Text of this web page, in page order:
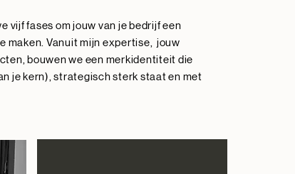
vijf fases om jouw van je bedrijf een
maken. Vanuit mijn expertise, jouw
bouwen we een merkidentiteit die
je kern), strategisch sterk staat en met